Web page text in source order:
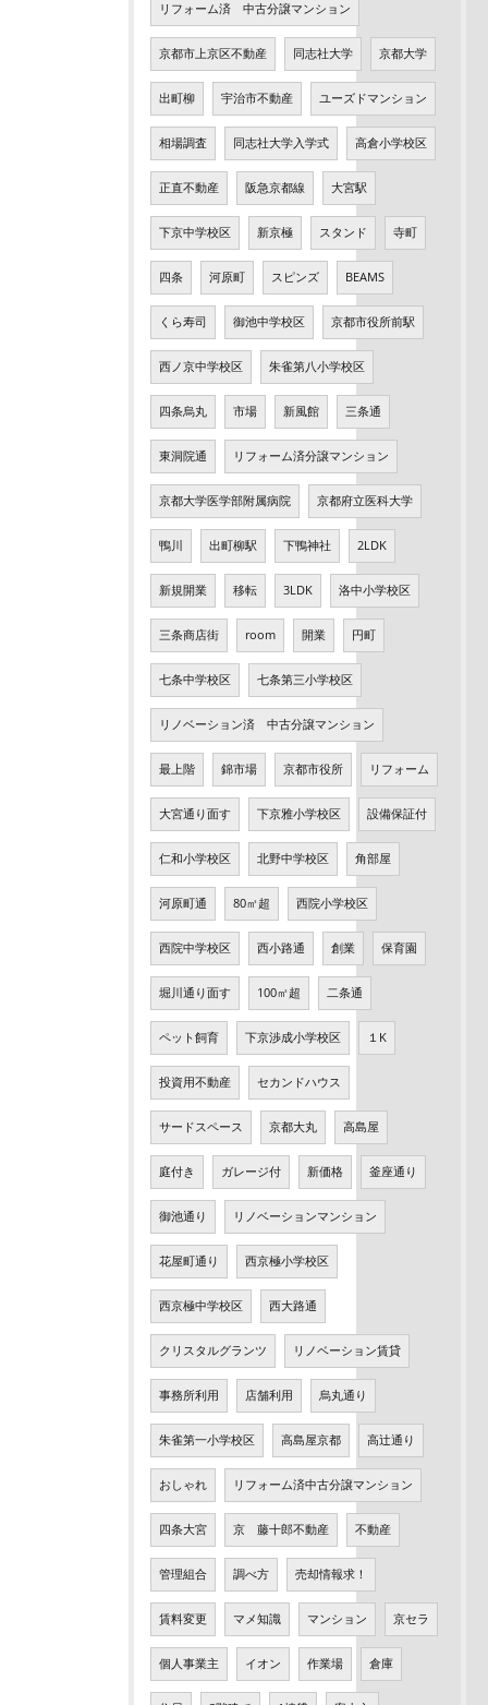
リフォーム済 中古分譲マンション
京都市上京区不動産 同志社大学 京都大学
出町柳 宇治市不動産 ユーズドマンション
相場調査 同志社大学入学式 高倉小学校区
正直不動産 阪急京都線 大宮駅
下京中学校区 新京極 スタンド 寺町
四条 河原町 スピンズ BEAMS
くら寿司 御池中学校区 京都市役所前駅
西ノ京中学校区 朱雀第八小学校区
四条烏丸 市場 新風館 三条通
東洞院通 リフォーム済分譲マンション
京都大学医学部附属病院 京都府立医科大学
鴨川 出町柳駅 下鴨神社 2LDK
新規開業 移転 3LDK 洛中小学校区
三条商店街 room 開業 円町
七条中学校区 七条第三小学校区
リノベーション済 中古分譲マンション
最上階 錦市場 京都市役所 リフォーム
大宮通り面す 下京雅小学校区 設備保証付
仁和小学校区 北野中学校区 角部屋
河原町通 80㎡超 西院小学校区
西院中学校区 西小路通 創業 保育園
堀川通り面す 100㎡超 二条通
ペット飼育 下京渉成小学校区 １K
投資用不動産 セカンドハウス
サードスペース 京都大丸 高島屋
庭付き ガレージ付 新価格 釜座通り
御池通り リノベーションマンション
花屋町通り 西京極小学校区
西京極中学校区 西大路通
クリスタルグランツ リノベーション賃貸
事務所利用 店舗利用 烏丸通り
朱雀第一小学校区 高島屋京都 高辻通り
おしゃれ リフォーム済中古分譲マンション
四条大宮 京 藤十郎不動産 不動産
管理組合 調べ方 売却情報求！
賃料変更 マメ知識 マンション 京セラ
個人事業主 イオン 作業場 倉庫